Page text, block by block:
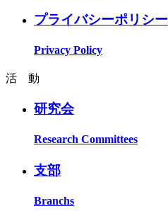
プライバシーポリシー
Privacy Policy
活 動
研究会
Research Committees
支部
Branchs